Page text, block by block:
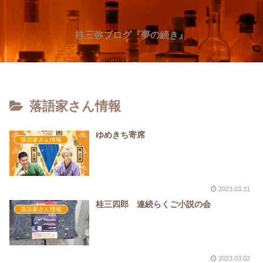
桂三弥ブログ『夢の続き』
落語家さん情報
落語家さん情報
ゆめきち寄席
2023.03.31
落語家さん情報
桂三四郎 連続らくご小説の会
2023.03.02